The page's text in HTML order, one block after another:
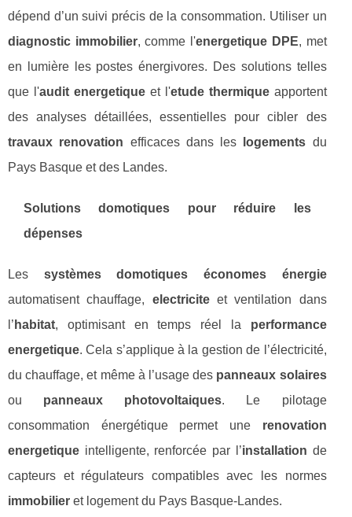
dépend d’un suivi précis de la consommation. Utiliser un
diagnostic immobilier, comme l'energetique DPE, met
en lumière les postes énergivores. Des solutions telles
que l'audit energetiqueet l'etude thermiqueapportent
des analyses détaillées, essentielles pour cibler des
travaux renovation efficaces dans les logements du
Pays Basque et des Landes.
Solutions domotiques pour réduire les
dépenses
Les systèmes domotiques économes énergie
automatisent chauffage, electriciteet ventilation dans
l’ habitat, optimisant en temps réel la performance
energetique. Cela s’applique à la gestion de l’électricité,
du chauffage, et même à l’usage des panneaux solaires
ou panneaux photovoltaiques. Le pilotage
consommation énergétique permet une renovation
energetique intelligente, renforcée par l’installation de
capteurs et régulateurs compatibles avec les normes
immobilier et logement du Pays Basque-Landes.